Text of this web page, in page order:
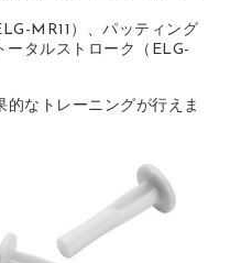
MR11）、パッティング
ータルストローク（ELG-
なトレーニングが行えま